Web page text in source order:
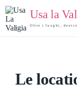
Usa la
Oltre i luoghi,
Le